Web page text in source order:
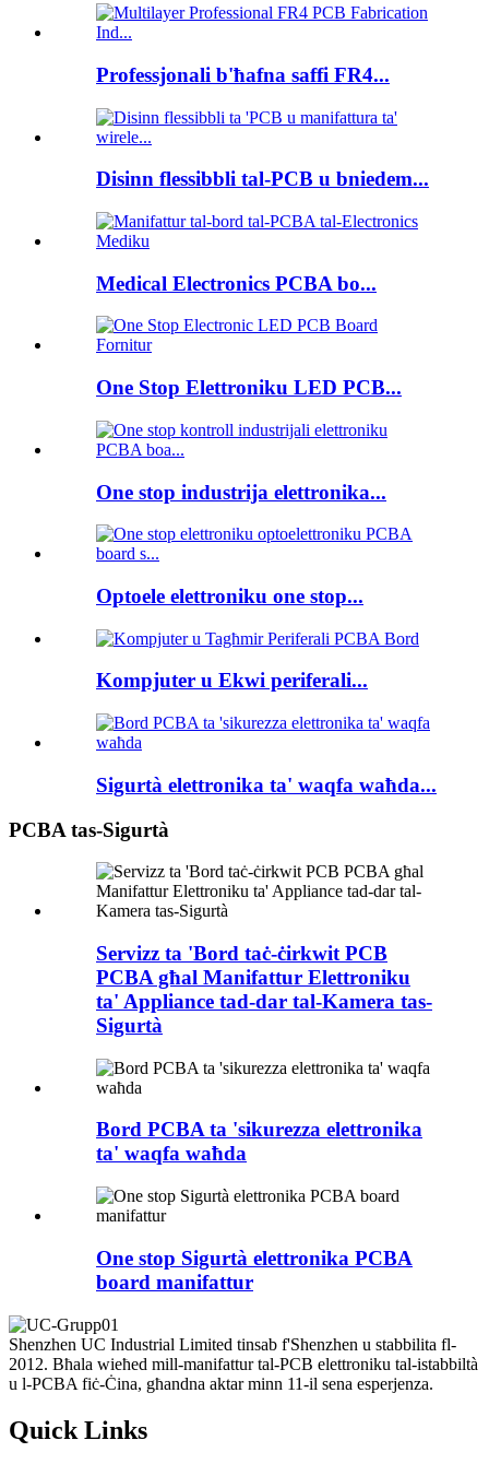
Professjonali b'ħafna saffi FR4...
Disinn flessibbli tal-PCB u bniedem...
Medical Electronics PCBA bo...
One Stop Elettroniku LED PCB...
One stop industrija elettronika...
Optoele elettroniku one stop...
Kompjuter u Ekwi periferali...
Sigurtà elettronika ta' waqfa waħda...
PCBA tas-Sigurtà
Servizz ta 'Bord taċ-ċirkwit PCB
PCBA għal Manifattur Elettroniku
ta' Appliance tad-dar tal-Kamera tas-
Sigurtà
Bord PCBA ta 'sikurezza elettronika
ta' waqfa waħda
One stop Sigurtà elettronika PCBA
board manifattur
Shenzhen UC Industrial Limited tinsab f'Shenzhen u stabbilita fl-
2012. Bħala wieħed mill-manifattur tal-PCB elettroniku tal-istabbiltà
u l-PCBA fiċ-Ċina, għandna aktar minn 11-il sena esperjenza.
Quick Links